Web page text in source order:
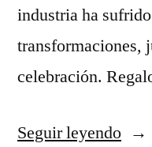
industria ha
transformaciones,
celebración.
Seguir leyendo